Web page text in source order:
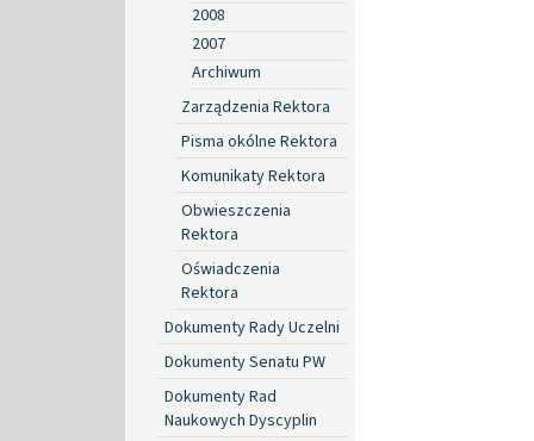
2008
2007
Archiwum
Zarządzenia Rektora
Pisma okólne Rektora
Komunikaty Rektora
Obwieszczenia
Rektora
Oświadczenia
Rektora
Dokumenty Rady Uczelni
Dokumenty Senatu PW
Dokumenty Rad
Naukowych Dyscyplin